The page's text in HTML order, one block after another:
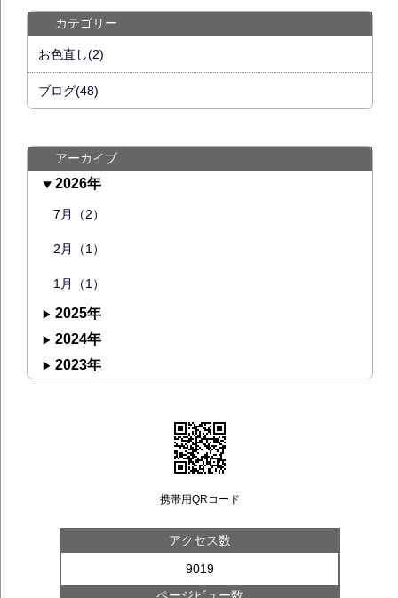
カテゴリー
お色直し(2)
ブログ(48)
アーカイブ
2026年
7月（2）
2月（1）
1月（1）
2025年
2024年
2023年
携帯用QRコード
アクセス数
9019
ページビュー数